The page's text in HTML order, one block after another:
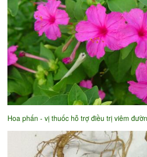
Hoa phấn - vị thuốc hỗ trợ điều trị viêm